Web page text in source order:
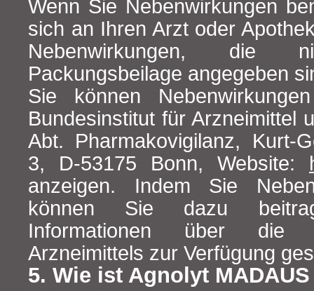
Wenn Sie Nebenwirkungen
sich an Ihren Arzt oder
Nebenwirkungen,
Packungsbeilage angegeben
Sie können
Bundesinstitut für Arzneimittel
Abt. Pharmakovigilanz, Kurt-
3, D-53175 Bonn, Website:
anzeigen. Indem Sie
können Sie dazu
Informationen über die
Arzneimittels zur Verfügung
5. Wie ist Agnolyt